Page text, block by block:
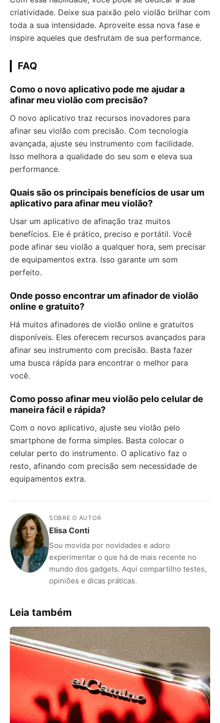
criatividade. Deixe sua paixão pelo violão brilhar com
toda a sua intensidade. Aproveite essa nova fase e
inspire aqueles que desfrutam de sua performance.
FAQ
Como o novo aplicativo pode me ajudar a
afinar meu violão com precisão?
O novo aplicativo traz recursos inovadores para
afinar seu violão com precisão. Com tecnologia
avançada, ajuste seu instrumento com facilidade.
Isso melhora a qualidade do seu som e eleva sua
performance.
Quais são os principais benefícios de usar um
aplicativo para afinar meu violão?
Usar um aplicativo de afinação traz muitos
benefícios. Ele é prático, preciso e portátil. Você
pode afinar seu violão a qualquer hora, sem precisar
de equipamentos extra. Isso garante um som
perfeito.
Onde posso encontrar um afinador de violão
online e gratuito?
Há muitos afinadores de violão online e gratuitos
disponíveis. Eles oferecem recursos avançados para
afinar seu instrumento com precisão. Basta fazer
uma busca rápida para encontrar o melhor para
você.
Como posso afinar meu violão pelo celular de
maneira fácil e rápida?
Com o novo aplicativo, ajuste seu violão pelo
smartphone de forma simples. Basta colocar o
celular perto do instrumento. O aplicativo faz o
resto, afinando com precisão sem necessidade de
equipamentos extra.
SOBRE O AUTOR
Elisa Conti
Sou movida por novidades e adoro
experimentar o que há de mais recente no
mundo dos gadgets. Aqui compartilho testes,
opiniões e dicas práticas.
Leia também